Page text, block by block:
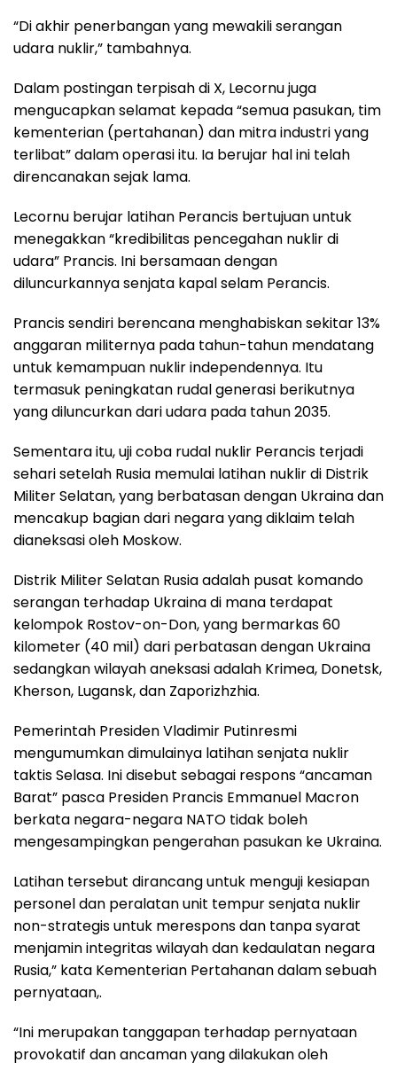
“Di akhir penerbangan yang mewakili serangan
udara nuklir,” tambahnya.
Dalam postingan terpisah di X, Lecornu juga
mengucapkan selamat kepada “semua pasukan, tim
kementerian (pertahanan) dan mitra industri yang
terlibat” dalam operasi itu. Ia berujar hal ini telah
direncanakan sejak lama.
Lecornu berujar latihan Perancis bertujuan untuk
menegakkan “kredibilitas pencegahan nuklir di
udara” Prancis. Ini bersamaan dengan
diluncurkannya senjata kapal selam Perancis.
Prancis sendiri berencana menghabiskan sekitar 13%
anggaran militernya pada tahun-tahun mendatang
untuk kemampuan nuklir independennya. Itu
termasuk peningkatan rudal generasi berikutnya
yang diluncurkan dari udara pada tahun 2035.
Sementara itu, uji coba rudal nuklir Perancis terjadi
sehari setelah Rusia memulai latihan nuklir di Distrik
Militer Selatan, yang berbatasan dengan Ukraina dan
mencakup bagian dari negara yang diklaim telah
dianeksasi oleh Moskow.
Distrik Militer Selatan Rusia adalah pusat komando
serangan terhadap Ukraina di mana terdapat
kelompok Rostov-on-Don, yang bermarkas 60
kilometer (40 mil) dari perbatasan dengan Ukraina
sedangkan wilayah aneksasi adalah Krimea, Donetsk,
Kherson, Lugansk, dan Zaporizhzhia.
Pemerintah Presiden Vladimir Putinresmi
mengumumkan dimulainya latihan senjata nuklir
taktis Selasa. Ini disebut sebagai respons “ancaman
Barat” pasca Presiden Prancis Emmanuel Macron
berkata negara-negara NATO tidak boleh
mengesampingkan pengerahan pasukan ke Ukraina.
Latihan tersebut dirancang untuk menguji kesiapan
personel dan peralatan unit tempur senjata nuklir
non-strategis untuk merespons dan tanpa syarat
menjamin integritas wilayah dan kedaulatan negara
Rusia,” kata Kementerian Pertahanan dalam sebuah
pernyataan,.
“Ini merupakan tanggapan terhadap pernyataan
provokatif dan ancaman yang dilakukan oleh